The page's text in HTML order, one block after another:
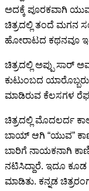
ಅದಕ್ಕೆ ಪೂರಕವಾಗಿ ಯುವ
ಚಿತ್ರದಲ್ಲಿ ತಂದೆ ಮಗನ
ಹೋರಾಟದ ಕಥನವೂ
ಚಿತ್ರದಲ್ಲಿ ಅಪ್ಪು ಸಾರ್
ಕುಟುಂಬದ
ಮಾಡಿರುವ ಕೆಲಸಗಳ
ಚಿತ್ರದಲ್ಲಿ ಮೊದಲರ್ದ
ಬಾಯ್ ಆಗಿ “ಯುವ”
ಬಾರಿಗೆ ನಾಯಕನಾಗಿ
ನಟಿಸಿದ್ದಾರೆ. ಇದೂ
ಮಾಡಿತು. ಕನ್ನಡ